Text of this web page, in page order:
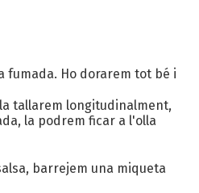
fumada. Ho dorarem tot bé i
tallarem longitudinalment,
la podrem ficar a l'olla
barrejem una miqueta